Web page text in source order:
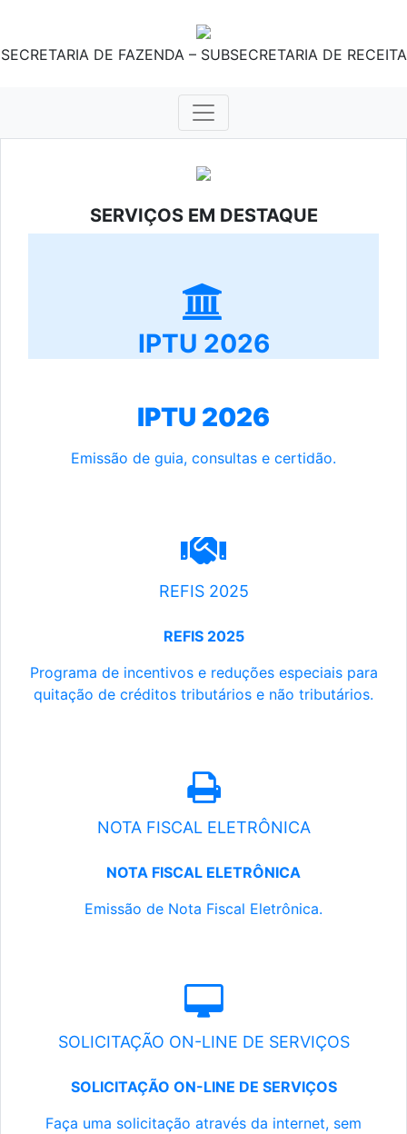
SECRETARIA DE FAZENDA – SUBSECRETARIA DE RECEITA
SERVIÇOS EM DESTAQUE
IPTU 2026
IPTU 2026
Emissão de guia, consultas e certidão.
REFIS 2025
REFIS 2025
Programa de incentivos e reduções especiais para
quitação de créditos tributários e não tributários.
NOTA FISCAL ELETRÔNICA
NOTA FISCAL ELETRÔNICA
Emissão de Nota Fiscal Eletrônica.
SOLICITAÇÃO ON-LINE DE SERVIÇOS
SOLICITAÇÃO ON-LINE DE SERVIÇOS
Faça uma solicitação através da internet, sem